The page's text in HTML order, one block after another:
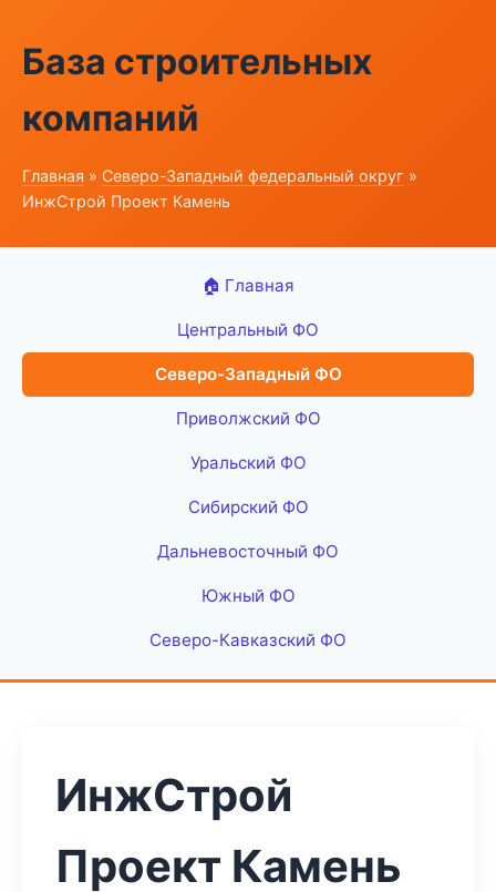
База строительных
компаний
Главная » Северо-Западный федеральный округ »
ИнжСтрой Проект Камень
🏠 Главная
Центральный ФО
Северо-Западный ФО
Приволжский ФО
Уральский ФО
Сибирский ФО
Дальневосточный ФО
Южный ФО
Северо-Кавказский ФО
ИнжСтрой
Проект Камень